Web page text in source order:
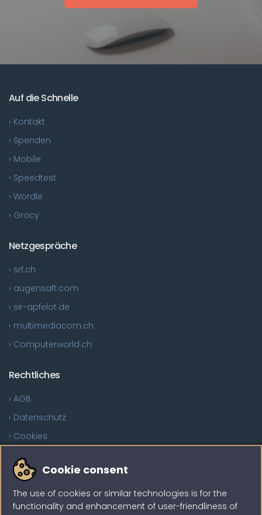
Auf die Schnelle
› Kontakt
› Spenden
› Mobile
› Speedtest
› Wordle
› Grocy
Netzgespräche
› srf.ch
› augensaft.com
› sir-apfelot.de
› multimediacom.ch
› Computerworld.ch
Rechtliches
› AGB
› Datenschutz
› Cookies
Sind Sie auf der Suche?
Cookie consent
The use of cookies or similar technologies is for the
functionality and enhancement of user-friendliness of